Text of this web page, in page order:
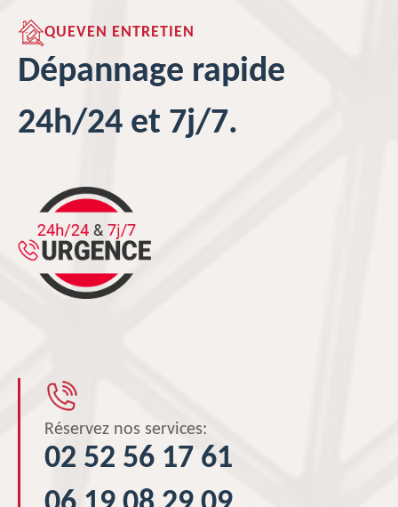
QUEVEN ENTRETIEN
Dépannage rapide
24h/24 et 7j/7.
Réservez nos services:
02 52 56 17 61